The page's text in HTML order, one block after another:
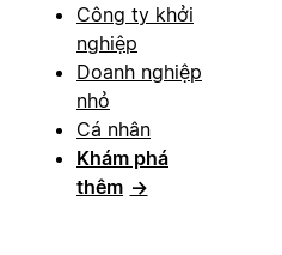
Công ty khởi
nghiệp
Doanh nghiệp
nhỏ
Cá nhân
Khám phá
thêm →